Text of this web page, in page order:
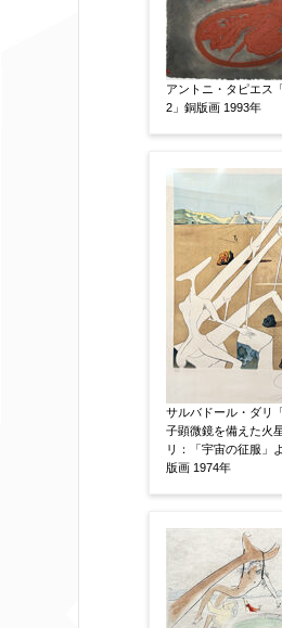
売却希望時期
すぐに売
会社名：
査定額：
※他社様から
事申し上げま
作品コンディ
アントニ・タピエス
2」銅版画 1993年
サルバドール・ダリ
子顕微鏡を備えた火
リ：「宇宙の征服」
版画 1974年